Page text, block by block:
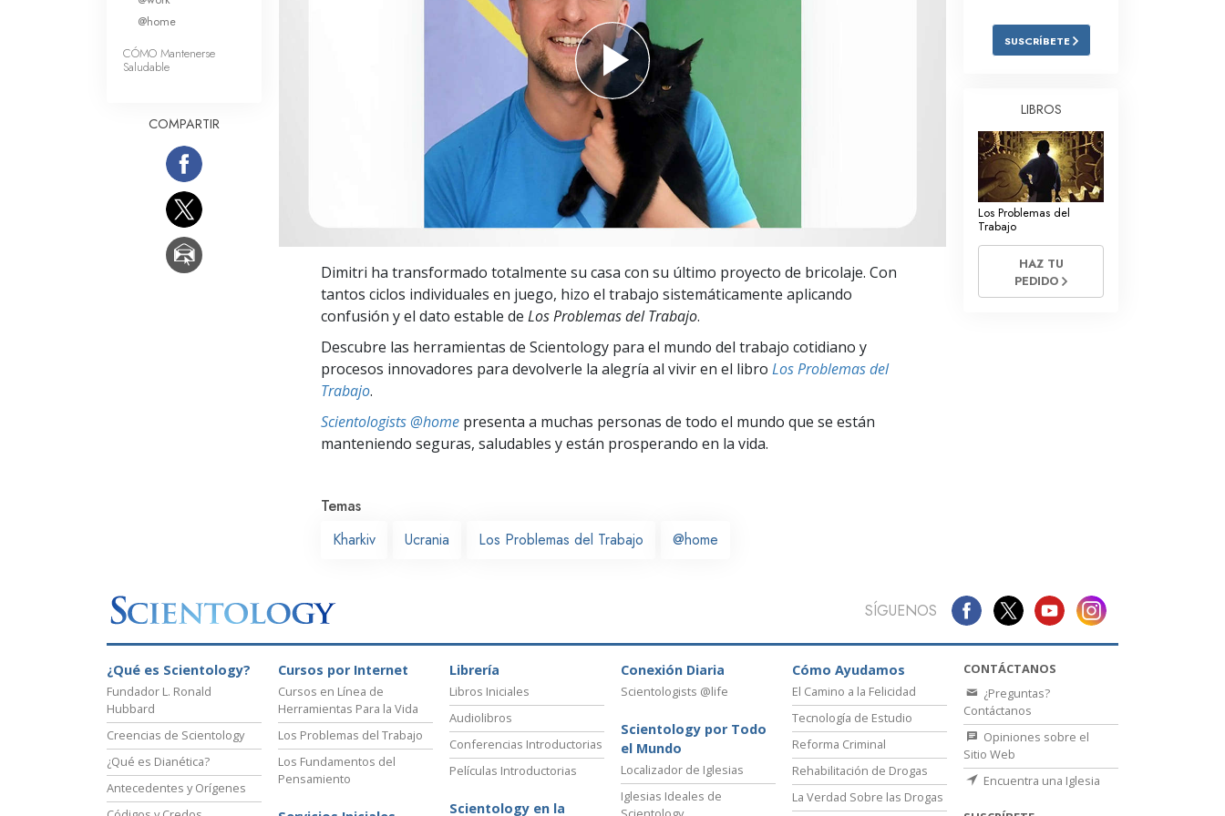
Amor y Odio: ¿Qué es Grandeza?
Respuestas a las Drogas
La Causa de la Supresión
Investigaciones
Los Fundamentos de la Organización
Los Fundamentos de las Relaciones
Dimitri ha transformado totalmente su casa con su último proyecto de bricolaje. Con
tantos ciclos individuales en juego, hizo el trabajo sistemáticamente aplicando
confusión y el dato estable de Los Problemas del Trabajo.
Descubre las herramientas de Scientology para el mundo del trabajo cotidiano y
procesos innovadores para devolverle la alegría al vivir en el libro Los Problemas del
Trabajo.
Scientologists @home presenta a muchas personas de todo el mundo que se están
manteniendo seguras, saludables y están prosperando en la vida.
Temas
Kharkiv
Ucrania Los Problemas del Trabajo @home
@home
CÓMO Mantenerse
Saludable
COMPARTIR
SUSCRÍBETE
LIBROS
Los Problemas del
Trabajo
HAZ TU
PEDIDO
SÍGUENOS
¿Qué es Scientology?
Fundador L. Ronald
Hubbard
Creencias de Scientology
¿Qué es Dianética?
Antecedentes y Orígenes
Cursos por Internet
Cursos en Línea de
Herramientas Para la Vida
Los Problemas del Trabajo
Los Fundamentos del
Pensamiento
Librería
Libros Iniciales
Audiolibros
Conferencias Introductorias
Películas Introductorias
Scientology en la
Conexión Diaria
Scientologists @life
Scientology por Todo
el Mundo
Localizador de Iglesias
Iglesias Ideales de
Cómo Ayudamos
El Camino a la Felicidad
Tecnología de Estudio
Reforma Criminal
Rehabilitación de Drogas
La Verdad Sobre las Drogas
CONTÁCTANOS
¿Preguntas?
Contáctanos
Opiniones sobre el
Sitio Web
Encuentra una Iglesia